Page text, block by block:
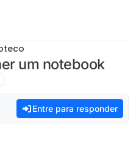
um notebook
Entre para responder